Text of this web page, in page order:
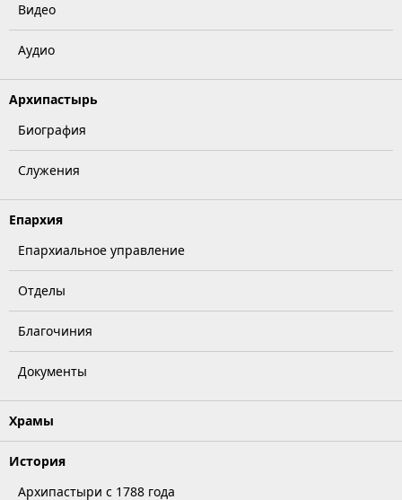
Видео
Аудио
Архипастырь
Биография
Служения
Епархия
Епархиальное управление
Отделы
Благочиния
Документы
Храмы
История
Архипастыри с 1788 года